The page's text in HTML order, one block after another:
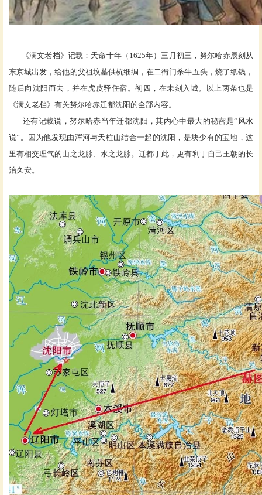
《满文老档》记载：天命十年（ 1625年）三月初三，努尔哈赤辰刻从
东京城出发，给他的父祖坟墓供杭细绸，在二衙门杀牛五头，烧了纸钱，
随后向沈阳而去，并在虎皮驿住宿。初四，在未刻入城。以上两条也是
《满文老档》有关努尔哈赤迁都沈阳的全部内容。
还有记载说，努尔哈赤当年迁都沈阳，其内心中最大的秘密是“风水
说”。因为他发现由浑河与天柱山结合一起的沈阳，是块少有的宝地，这
里有相交理气的山之龙脉、水之龙脉。迁都于此，更有利于自己王朝的长
治久安。